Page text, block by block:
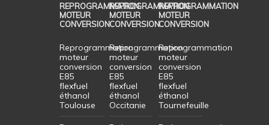
REPROGRAMMATION
MOTEUR
CONVERSION
Reprogrammation
moteur
conversion
E85
flexfuel
éthanol
Toulouse
REPROGRAMMATION
MOTEUR
CONVERSION
Reprogrammation
moteur
conversion
E85
flexfuel
éthanol
Occitanie
REPROGRAMMATION
MOTEUR
CONVERSION
Reprogrammation
moteur
conversion
E85
flexfuel
éthanol
Tournefeuille